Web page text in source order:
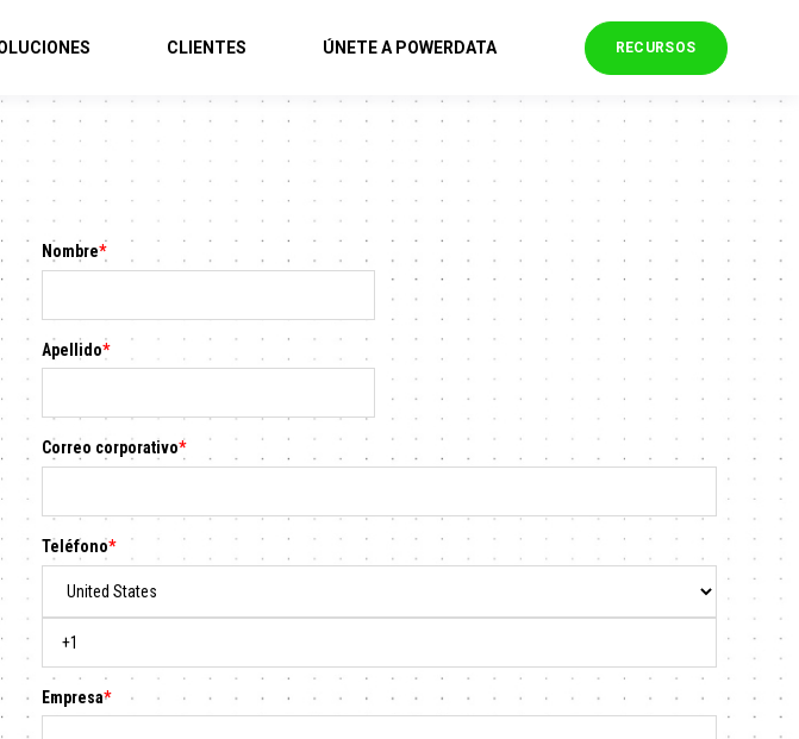
CLIENTES ÚNETE A POWERDATA RECURSOS
Nombre*
Apellido*
Correo corporativo*
Teléfono*
Empresa*